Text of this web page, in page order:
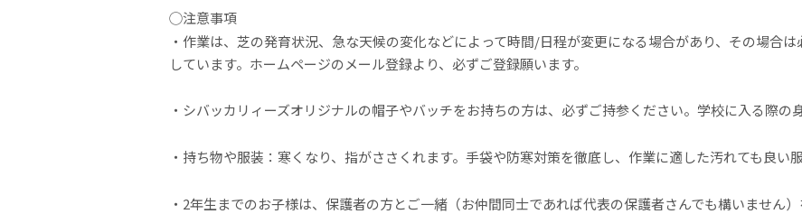
◯注意事項
・作業は、芝の発育状況、急な天候の変化などによって時間/日程が変更になる場合があり、その場合
しています。ホームページのメール登録より、必ずご登録願います。
・シバッカリィーズオリジナルの帽子やバッチをお持ちの方は、必ずご持参ください。学校に入る際の
・持ち物や服装：寒くなり、指がささくれます。手袋や防寒対策を徹底し、作業に適した汚れても良い
・2年生までのお子様は、保護者の方とご一緒（お仲間同士であれば代表の保護者さんでも構いません